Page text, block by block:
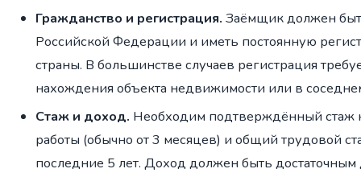
Гражданство и регистрация. Заёмщик должен
Российской Федерации и иметь постоянную
страны. В большинстве случаев регистрация
нахождения объекта недвижимости или в
Стаж и доход. Необходим подтверждённый стаж
работы (обычно от 3 месяцев) и общий трудовой
последние 5 лет. Доход должен быть